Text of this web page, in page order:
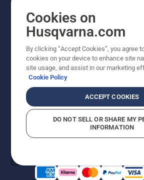
© Husqvarna AB (publ). Kaikki
Hinnat ovat suositushintoja.
hintamuutoksiin, kirjoitus- ja
pyritään pitämään mahdollisimman
suositushintoja (sis. alv), ellei
suoraan
EvästekäytäntöKäyttöehdot
Epäillyistä rikkomuksista
Cookies on
Husqvarna.com
By clicking “Accept Cookies”, you agree
cookies on your device to enhance site
site usage, and assist in our marketing
Cookie Policy
ACCEPT COOKIES
DO NOT SELL OR SHARE MY
INFORMATION